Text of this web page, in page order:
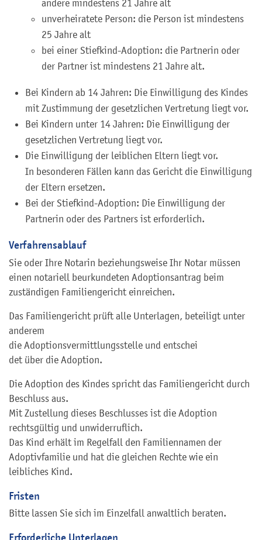
andere mindestens 21 Jahre alt
unverheiratete Person: die Person ist mindestens
25 Jahre alt
bei einer Stiefkind-Adoption: die Partnerin oder
der Partner ist mindestens 21 Jahre alt.
Bei Kindern ab 14 Jahren: Die Einwilligung des Kindes
mit Zustimmung der gesetzlichen Vertretung liegt vor.
Bei Kindern unter 14 Jahren: Die Einwilligung der
gesetzlichen Vertretung liegt vor.
Die Einwilligung der leiblichen Eltern liegt vor.
In besonderen Fällen kann das Gericht die Einwilligung
der Eltern ersetzen.
Bei der Stiefkind-Adoption: Die Einwilligung der
Partnerin oder des Partners ist erforderlich.
Verfahrensablauf
Sie oder Ihre Notarin beziehungsweise Ihr Notar müssen
einen notariell beurkundeten Adoptionsantrag beim
zuständigen Familiengericht einreichen.
Das Familiengericht prüft alle Unterlagen, beteiligt unter
anderem
die Adoptionsvermittlungsstelle und entschei
det über die Adoption.
Die Adoption des Kindes spricht das Familiengericht durch
Beschluss aus.
Mit Zustellung dieses Beschlusses ist die Adoption
rechtsgültig und unwiderruflich.
Das Kind erhält im Regelfall den Familiennamen der
Adoptivfamilie und hat die gleichen Rechte wie ein
leibliches Kind.
Fristen
Bitte lassen Sie sich im Einzelfall anwaltlich beraten.